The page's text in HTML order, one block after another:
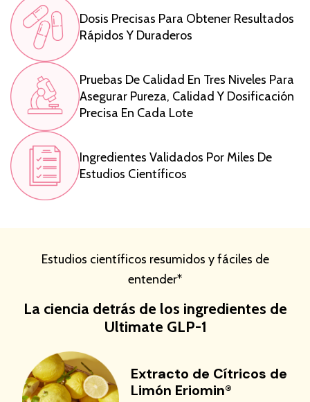
Dosis Precisas Para Obtener Resultados
Rápidos Y Duraderos
Pruebas De Calidad En Tres Niveles Para
Asegurar Pureza, Calidad Y Dosificación
Precisa En Cada Lote
Ingredientes Validados Por Miles De
Estudios Científicos
Estudios científicos resumidos y fáciles de
entender*
La ciencia detrás de los ingredientes de
Ultimate GLP-1
Extracto de Cítricos de
Limón Eriomin®